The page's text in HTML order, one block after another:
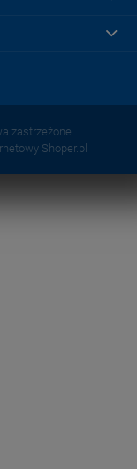
zastrzeżone.
Shoper.pl